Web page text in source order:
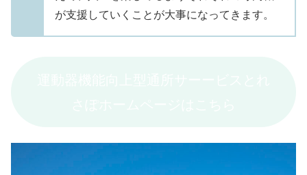
が支援していくことが大事になってきます。